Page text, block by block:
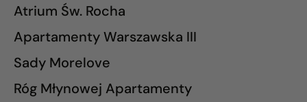
Atrium Św. Rocha
Apartamenty Warszawska III
Sady Morelove
Róg Młynowej Apartamenty